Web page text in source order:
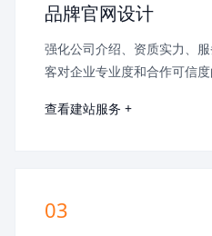
品牌官网设计
强化公司介绍、资质实力、
客对企业专业度和合作可信度
查看建站服务 +
03